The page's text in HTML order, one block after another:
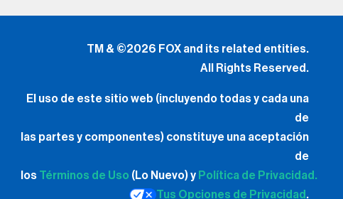
TM & ©2026 FOX and its related entities.
All Rights Reserved.
El uso de este sitio web (incluyendo todas y cada una
de
las partes y componentes) constituye una aceptación
de
los Términos de Uso (Lo Nuevo) y Política de Privacidad.
Tus Opciones de Privacidad .